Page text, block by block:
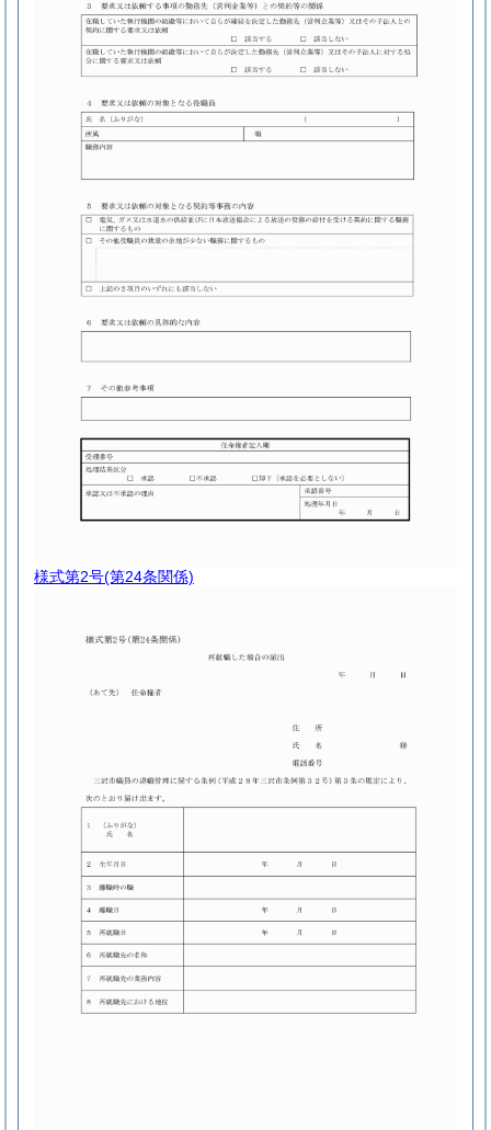
様式第2号(第24条関係)